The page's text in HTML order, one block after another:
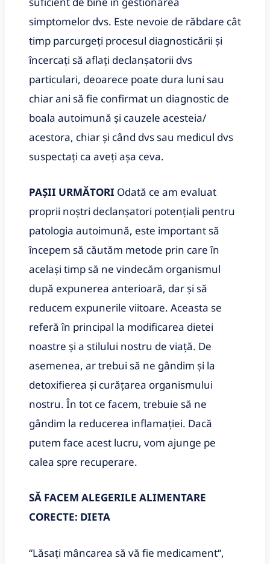
simptomelor dvs. Este nevoie de răbdare cât
timp parcurgeți procesul diagnosticării și
încercați să aflați declanșatorii dvs
particulari, deoarece poate dura luni sau
chiar ani să fie confirmat un diagnostic de
boala autoimună și cauzele acesteia/
acestora, chiar și când dvs sau medicul dvs
suspectați ca aveți așa ceva.
PAȘII URMĂTORI Odată ce am evaluat
proprii noștri declanșatori potențiali pentru
patologia autoimună, este important să
începem să căutăm metode prin care în
același timp să ne vindecăm organismul
după expunerea anterioară, dar și să
reducem expunerile viitoare. Aceasta se
referă în principal la modificarea dietei
noastre și a stilului nostru de viață. De
asemenea, ar trebui să ne gândim și la
detoxifierea și curățarea organismului
nostru. În tot ce facem, trebuie să ne
gândim la reducerea inflamației. Dacă
putem face acest lucru, vom ajunge pe
calea spre recuperare.
SĂ FACEM ALEGERILE ALIMENTARE
CORECTE: DIETA
“Lăsați mâncarea să vă fie medicament“,